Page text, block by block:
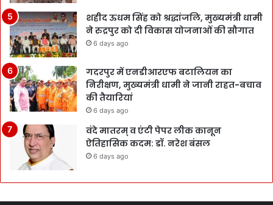
शहीद ऊधम सिंह को श्रद्धांजलि, मुख्यमंत्री धामी
ने रुद्रपुर को दी विकास योजनाओं की सौगात
6 days ago
गदरपुर में एनडीआरएफ बटालियन का
निरीक्षण, मुख्यमंत्री धामी ने जानी राहत-बचाव
की तैयारियां
6 days ago
वंदे मातरम् व एंटी पेपर लीक कानून
ऐतिहासिक कदम: डॉ. नरेश बंसल
6 days ago